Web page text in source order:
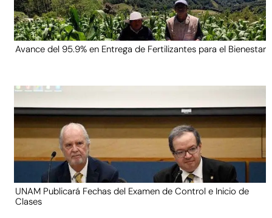
Avance del 95.9% en Entrega de Fertilizantes para el Bienestar
UNAM Publicará Fechas del Examen de Control e Inicio de
Clases